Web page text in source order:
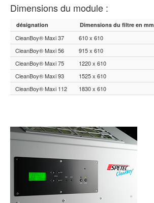
Dimensions du module :
désignation Dimensions du filtre en mm
CleanBoy® Maxi 37
610 x 610
CleanBoy® Maxi 56
915 x 610
CleanBoy® Maxi 75
1220 x 610
CleanBoy® Maxi 93
1525 x 610
CleanBoy® Maxi 112
1830 x 610